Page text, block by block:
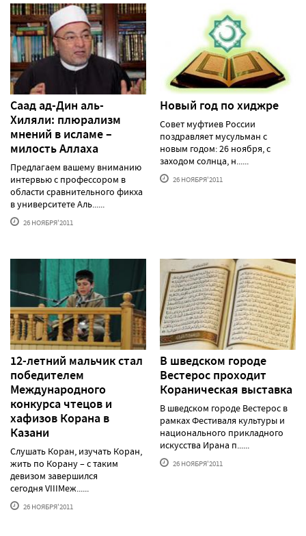
Саад ад-Дин аль-
Хиляли: плюрализм
мнений в исламе –
милость Аллаха
Предлагаем вашему вниманию
интервью с профессором в
области сравнительного фикха
в университете Аль......
26 НОЯБРЯ'2011
Новый год по хиджре
Совет муфтиев России
поздравляет мусульман с
новым годом: 26 ноября, с
заходом солнца, н......
26 НОЯБРЯ'2011
12-летний мальчик стал
победителем
Международного
конкурса чтецов и
хафизов Корана в
Казани
Слушать Коран, изучать Коран,
жить по Корану – с таким
девизом завершился
сегодня VIIIМеж......
26 НОЯБРЯ'2011
В шведском городе
Вестерос проходит
Кораническая выставка
В шведском городе Вестерос в
рамках Фестиваля культуры и
национального прикладного
искусства Ирана п......
26 НОЯБРЯ'2011